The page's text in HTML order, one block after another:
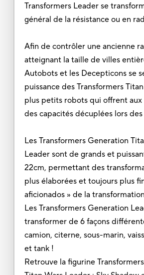
Transformers Leader se
général de la résistance ou en
Afin de contrôler une ancienne
atteignant la taille de villes
Autobots et les Decepticons se
puissance des Transformers
plus petits robots qui offrent aux
des capacités décuplées lors
Les Transformers Generation
Leader sont de grands et
22cm, permettant des
plus élaborées et toujours plus
aficionados » de la
Les Transformers Generation
transformer de 6 façons
camion, citerne, sous-marin,
et tank !
Retrouve la figurine